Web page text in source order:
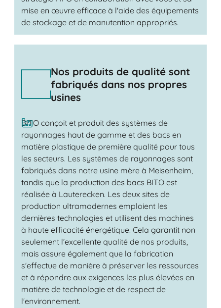
mise en œuvre efficace à l'aide des équipements
de stockage et de manutention appropriés.
Nos produits de qualité sont
fabriqués dans nos propres
usines
BITO conçoit et produit des systèmes de
rayonnages haut de gamme et des bacs en
matière plastique de première qualité pour tous
les secteurs. Les systèmes de rayonnages sont
fabriqués dans notre usine mère à Meisenheim,
tandis que la production des bacs BITO est
réalisée à Lauterecken. Les deux sites de
production ultramodernes emploient les
dernières technologies et utilisent des machines
à haute efficacité énergétique. Cela garantit non
seulement l'excellente qualité de nos produits,
mais assure également que la fabrication
s'effectue de manière à préserver les ressources
et à répondre aux exigences les plus élevées en
matière de technologie et de respect de
l'environnement.